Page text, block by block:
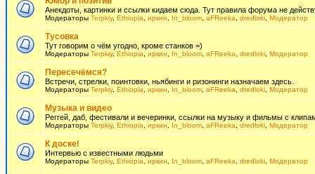
Анекдоты, картинки и ссылки кидаем сюда. Тут правила форума не
Модераторы Terpkiy, Ethiopia иркин In_bloom aFReeka dredloki Модератор
Тусовка
Тут говорим о чём угодно, кроме станков =)
Модераторы Terpkiy, Ethiopia иркин In_bloom aFReeka dredloki Модератор
Пересечёмся?
Встречи, стрелки, поинтовки, ньябинги и ризонинги назначаем здесь.
Модераторы Terpkiy, Ethiopia иркин In_bloom aFReeka dredloki Модератор
Музыка и видео
Реггей, даб, фестивали и вечеринки, ссылки на музыку и фильмы с
Модераторы Terpkiy, Ethiopia иркин In_bloom aFReeka dredloki Модератор
К доске!
Интервью с известными людьми
Модераторы Terpkiy, Ethiopia иркин In_bloom aFReeka dredloki Модератор